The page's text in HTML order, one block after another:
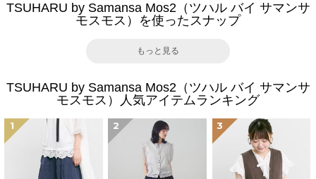
TSUHARU by Samansa Mos2（ツハル バイ サマンサ
モスモス）を使ったスナップ
もっと見る
TSUHARU by Samansa Mos2（ツハル バイ サマンサ
モスモス）人気アイテムランキング
1 2 3